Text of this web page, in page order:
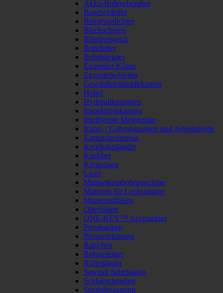
Akku-Bohrschrauber
Bandschleifer
Betonverdichter
Blechscheren
Blindnietgerät
Bohrfutter
Bohrhämmer
Expander Köpfe
Exzenterschleifer
Gewindeschneidkluppen
Hobel
Hydraulikpumpen
Inspektionskamera
Intelligente Messgeräte
Kapp- / Gehrungssägen und Arbeitstische
Kartuschenpresse
Kernbohrständer
Knabber
Kreissägen
Laser
Magnetkernbohrmaschine
Matrizen für Lochstanzen
Mauernutfräsen
Oberfräsen
ONE-KEY™ Accessories
Pressbacken
Presswerkzeuge
Ratschen
Rohrreiniger
Rohrständer
Sawzall Säbelsägen
Schlagschrauber
Staubabsaugung